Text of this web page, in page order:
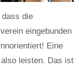
die
eingebunden
Eine
leisten. Das ist